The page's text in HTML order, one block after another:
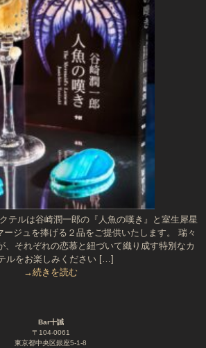
テルは谷崎潤一郎の『人魚の嘆き』と室生犀星
ジュを捧げる２品をご提供いたします。 瑞々
、それぞれの恋慕と紐づいて織り成す特別なカ
ルをお楽しみください […]
→続きを読む
Bar十誡
〒104-0061
東京都中央区銀座5-1-8